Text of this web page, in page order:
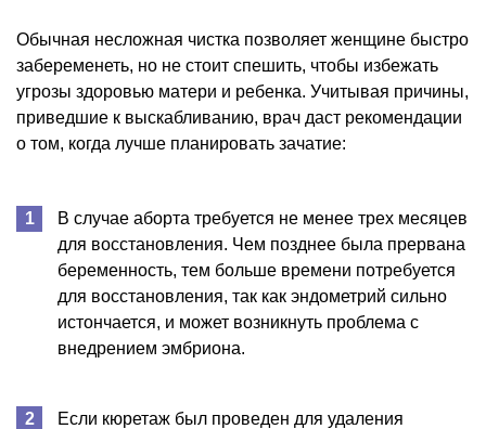
Обычная несложная чистка позволяет женщине быстро
забеременеть, но не стоит спешить, чтобы избежать
угрозы здоровью матери и ребенка. Учитывая причины,
приведшие к выскабливанию, врач даст рекомендации
о том, когда лучше планировать зачатие:
В случае аборта требуется не менее трех месяцев
для восстановления. Чем позднее была прервана
беременность, тем больше времени потребуется
для восстановления, так как эндометрий сильно
истончается, и может возникнуть проблема с
внедрением эмбриона.
Если кюретаж был проведен для удаления